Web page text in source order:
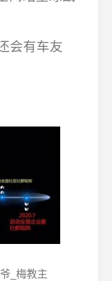
会有车友
_梅教主